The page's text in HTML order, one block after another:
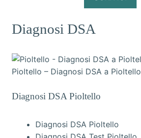
Diagnosi DSA
Pioltello – Diagnosi DSA a Pioltello
Diagnosi DSA Pioltello
Diagnosi DSA Pioltello